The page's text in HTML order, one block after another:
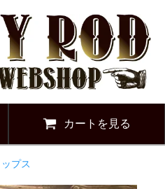
カートを見る
プス